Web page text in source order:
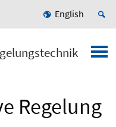
English
Regelung